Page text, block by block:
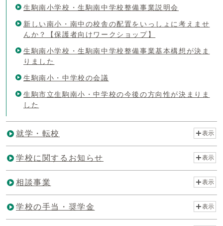
生駒南小学校・生駒南中学校整備事業説明会
新しい南小・南中の校舎の配置をいっしょに考えませ
んか？【保護者向けワークショップ】
生駒南小学校・生駒南中学校整備事業基本構想が決ま
りました
生駒南小・中学校の会議
生駒市立生駒南小・中学校の今後の方向性が決まりま
した
就学・転校 表示
学校に関するお知らせ 表示
相談事業 表示
学校の手当・奨学金 表示